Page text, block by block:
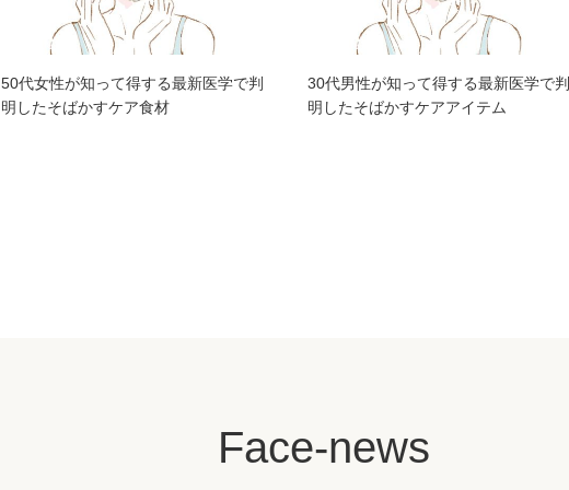
50代女性が知って得する最新医学で判
明したそばかすケア食材
30代男性が知って得する最新医学で判
明したそばかすケアアイテム
Face-news